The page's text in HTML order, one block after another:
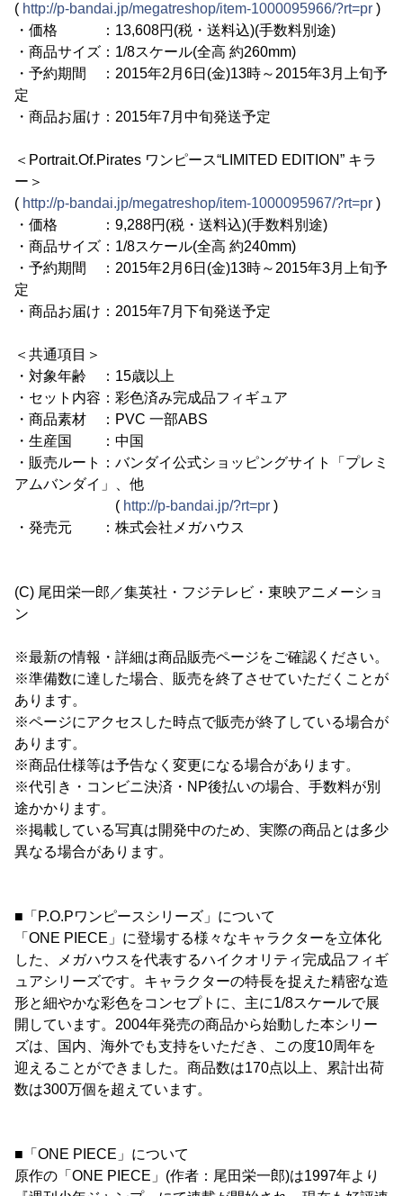
( http://p-bandai.jp/megatreshop/item-1000095966/?rt=pr )
・価格 ：13,608円(税・送料込)(手数料別途)
・商品サイズ：1/8スケール(全高 約260mm)
・予約期間 ：2015年2月6日(金)13時～2015年3月上旬予
定
・商品お届け：2015年7月中旬発送予定
＜Portrait.Of.Pirates ワンピース“LIMITED EDITION” キラ
ー＞
( http://p-bandai.jp/megatreshop/item-1000095967/?rt=pr )
・価格 ：9,288円(税・送料込)(手数料別途)
・商品サイズ：1/8スケール(全高 約240mm)
・予約期間 ：2015年2月6日(金)13時～2015年3月上旬予
定
・商品お届け：2015年7月下旬発送予定
＜共通項目＞
・対象年齢 ：15歳以上
・セット内容：彩色済み完成品フィギュア
・商品素材 ：PVC 一部ABS
・生産国 ：中国
・販売ルート：バンダイ公式ショッピングサイト「プレミ
アムバンダイ」、他
( http://p-bandai.jp/?rt=pr )
・発売元 ：株式会社メガハウス
(C) 尾田栄一郎／集英社・フジテレビ・東映アニメーショ
ン
※最新の情報・詳細は商品販売ページをご確認ください。
※準備数に達した場合、販売を終了させていただくことが
あります。
※ページにアクセスした時点で販売が終了している場合が
あります。
※商品仕様等は予告なく変更になる場合があります。
※代引き・コンビニ決済・NP後払いの場合、手数料が別
途かかります。
※掲載している写真は開発中のため、実際の商品とは多少
異なる場合があります。
■「P.O.Pワンピースシリーズ」について
「ONE PIECE」に登場する様々なキャラクターを立体化
した、メガハウスを代表するハイクオリティ完成品フィギ
ュアシリーズです。キャラクターの特長を捉えた精密な造
形と細やかな彩色をコンセプトに、主に1/8スケールで展
開しています。2004年発売の商品から始動した本シリー
ズは、国内、海外でも支持をいただき、この度10周年を
迎えることができました。商品数は170点以上、累計出荷
数は300万個を超えています。
■「ONE PIECE」について
原作の「ONE PIECE」(作者：尾田栄一郎)は1997年より